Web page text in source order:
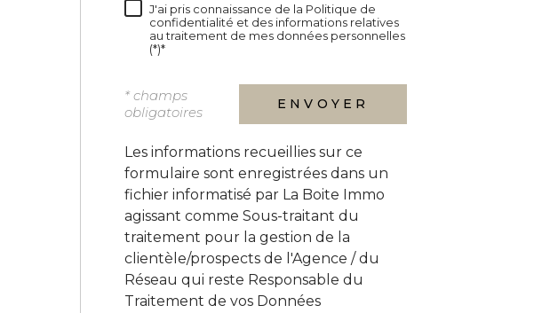
J'ai pris connaissance de la Politique de
confidentialité et des informations relatives
au traitement de mes données personnelles
(*)*
* champs
obligatoires
ENVOYER
Les informations recueillies sur ce
formulaire sont enregistrées dans un
fichier informatisé par La Boite Immo
agissant comme Sous-traitant du
traitement pour la gestion de la
clientèle/prospects de l'Agence / du
Réseau qui reste Responsable du
Traitement de vos Données